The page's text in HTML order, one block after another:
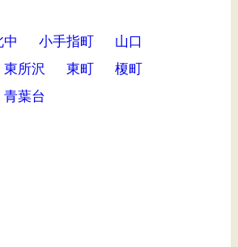
中 小手指町
山口
東所沢 東町
榎町
青葉台